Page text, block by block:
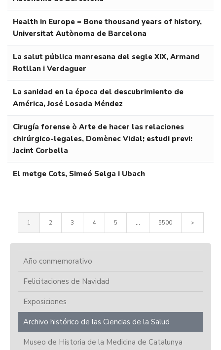
Health in Europe = Bone thousand years of history,
Universitat Autònoma de Barcelona
La salut pública manresana del segle XIX, Armand
Rotllan i Verdaguer
La sanidad en la época del descubrimiento de
América, José Losada Méndez
Cirugía forense ò Arte de hacer las relaciones
chirúrgico-legales, Domènec Vidal; estudi previ:
Jacint Corbella
El metge Cots, Simeó Selga i Ubach
1 2 3 4 5 ... 5500 >
Año conmemorativo
Felicitaciones de Navidad
Exposiciones
Archivo histórico de las Ciencias de la Salud
Museo de Historia de la Medicina de Catalunya